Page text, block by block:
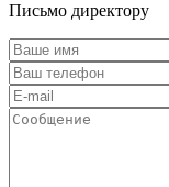
Письмо директору